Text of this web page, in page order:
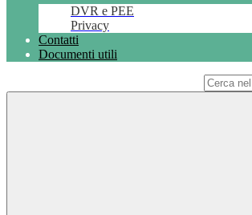
DVR e PEE
Privacy
Contatti
Documenti utili